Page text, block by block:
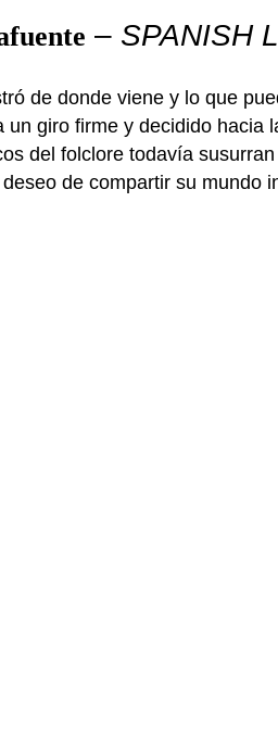
– SPANISH
de donde viene y lo que
un giro firme y decidido
del folclore todavía
de compartir su mundo